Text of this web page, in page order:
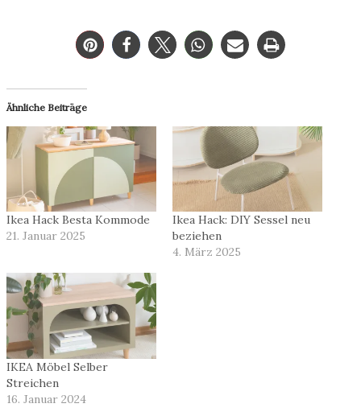
Ähnliche Beiträge
Ikea Hack Besta Kommode
21. Januar 2025
Ikea Hack: DIY Sessel neu
beziehen
4. März 2025
IKEA Möbel Selber
Streichen
16. Januar 2024